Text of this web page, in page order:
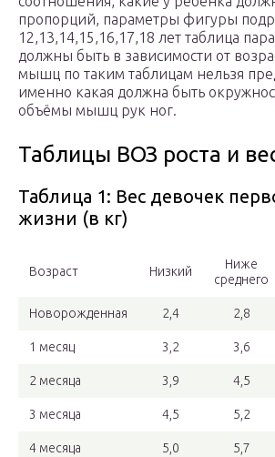
пропорций, параметры фигуры
12,13,14,15,16,17,18 лет таблица
должны быть в зависимости от
мышц по таким таблицам нельзя
именно какая должна быть
объёмы мышц рук ног.
Таблицы ВОЗ роста и
Таблица 1: Вес девочек
жизни (в кг)
Возраст Низкий
Ниже
среднего
Новорожденная 2,4 2,8
1 месяц 3,2 3,6
2 месяца 3,9 4,5
3 месяца 4,5 5,2
4 месяца 5,0 5,7